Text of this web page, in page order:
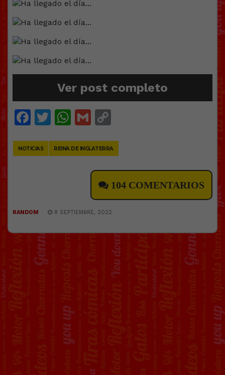
Ver post completo
Facebook
Twitter
WhatsApp
Gmail
NOTICIAS REINA DE INGLATERRA
104 COMENTARIOS
RANDOM 8 SEPTIEMBRE, 2022